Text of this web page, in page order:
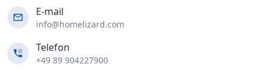
E-mail
info@homelizard.com
Telefon
+49 89 904227900